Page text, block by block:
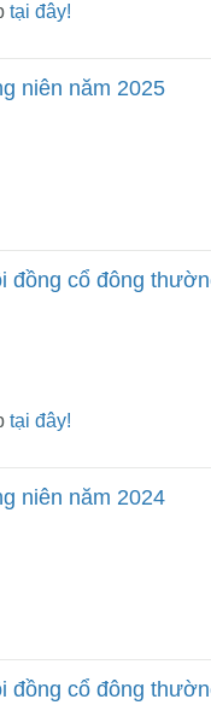
tại đây!
niên năm 2025
đồng cổ đông
tại đây!
niên năm 2024
đồng cổ đông